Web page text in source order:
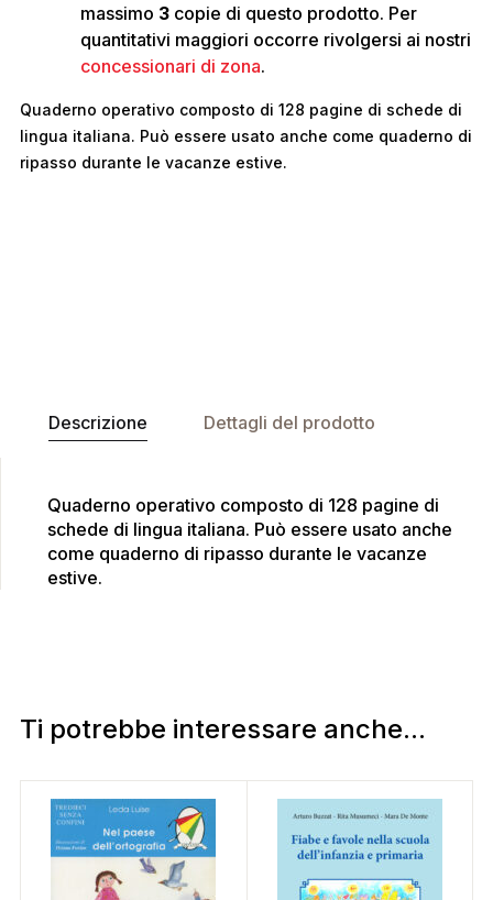
massimo 3copie di questo prodotto. Per
quantitativi maggiori occorre rivolgersi ai nostri
concessionari di zona.
Quaderno operativo composto di 128 pagine di schede di
lingua italiana. Può essere usato anche come quaderno di
ripasso durante le vacanze estive.
Descrizione Dettagli del prodotto
Quaderno operativo composto di 128 pagine di
schede di lingua italiana. Può essere usato anche
come quaderno di ripasso durante le vacanze
estive.
Ti potrebbe interessare anche...